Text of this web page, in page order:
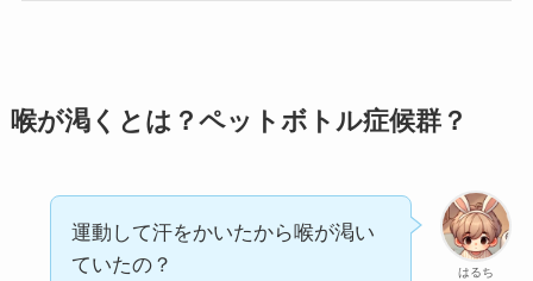
喉が渇くとは？ペットボトル症候群？
はるち
運動して汗をかいたから喉が渇い
ていたの？